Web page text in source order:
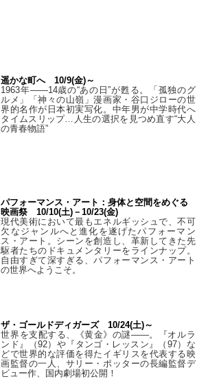
遥かな町へ 10/9(金)～
1963年――14歳の“あの日”が甦る。「孤独のグ
ルメ」「神々の山嶺」漫画家・谷口ジローの世
界的名作が日本初実写化。中年男が中学時代へ
タイムスリップ…人生の選択を見つめ直す“大人
の青春物語”
パフォーマンス・アート：身体と空間をめぐる
映画祭 10/10(土)－10/23(金)
現代美術において最もエネルギッシュで、不可
欠なジャンルへと進化を遂げたパフォーマン
ス・アート。シーンを創造し、革新してきた先
駆者たちのドキュメンタリーをラインナップ。
自由すぎて深すぎる、パフォーマンス・アート
の世界へようこそ。
ザ・ゴールドディガーズ 10/24(土)～
世界を支配する、《黄金》の謎――。『オルラ
ンド』（92）や『タンゴ・レッスン』（97）な
どで世界的な評価を得たイギリスを代表する映
画監督の一人、サリー・ポッターの長編監督デ
ビュー作、国内劇場初公開！